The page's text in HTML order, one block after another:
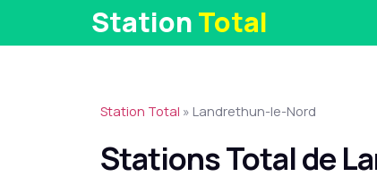
StationTotal
Station Total » Landrethun-le-Nord
Stations Total de